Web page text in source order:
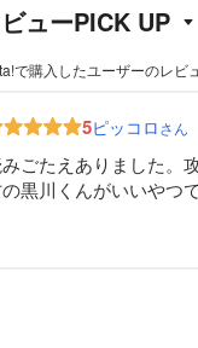
ューPICK UP
で購入したユーザーのレビ
5ピッコロさん
ごたえありました。
黒川くんがいいやつ